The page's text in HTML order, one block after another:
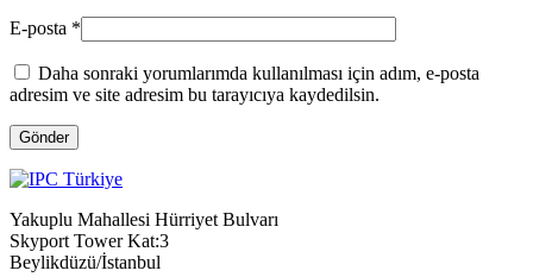
E-posta *
Daha sonraki yorumlarımda kullanılması için adım, e-posta
adresim ve site adresim bu tarayıcıya kaydedilsin.
Gönder
Yakuplu Mahallesi Hürriyet Bulvarı
Skyport Tower Kat:3
Beylikdüzü/İstanbul